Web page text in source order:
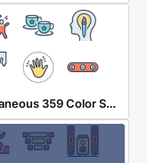
Miscellaneous 359 Color Shadow